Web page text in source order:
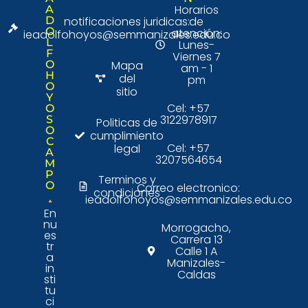
A
D
O
L
F
O
H
O
Y
O
S
O
C
A
M
P
O
En
nu
es
tr
a
in
sti
tu
ci
notificaciones juridicas:
ieadolfohoyos@semmanizales.edu.co
Mapa
del
sitio
Politicas de
cumplimiento
legal
Terminos y
condiciones
Horarios
de
atención:
Lunes-
Viernes 7
am - 1
pm
Cel: +57
3122978917
Cel: +57
3207564654
Correo electronico:
ieadolfohoyos@semmanizales.edu.co
Morrogacho,
Carrera 13
Calle 1 A
Manizales-
Caldas